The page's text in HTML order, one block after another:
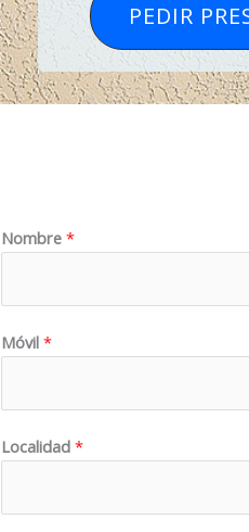
PEDIR
Nombre *
Móvil *
o
b
Localidad *